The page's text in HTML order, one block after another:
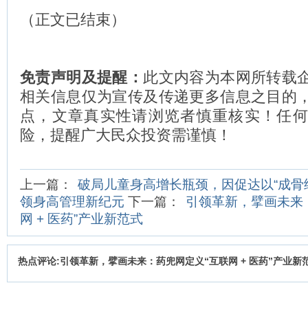
（正文已结束）
免责声明及提醒： 此文内容为本网所转载
相关信息仅为宣传及传递更多信息之目的
点，文章真实性请浏览者慎重核实！任
险，提醒广大民众投资需谨慎！
上一篇：
破局儿童身高增长瓶颈，因促达以“成
领身高管理新纪元 下一篇：
引领革新，擘画未来
网 + 医药”产业新范式
热点评论:引领革新，擘画未来：药兜网定义“互联网 + 医药”产业新